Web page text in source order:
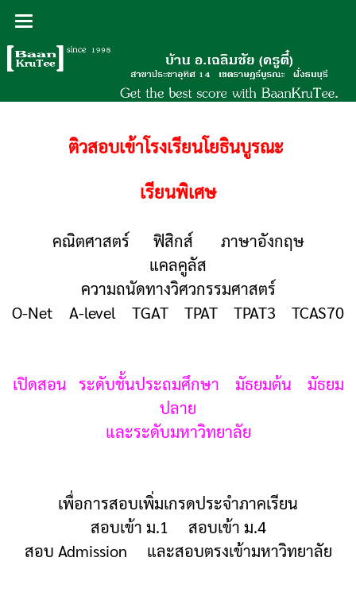
ติวสอบเข้าโรงเรียนโยธินบูรณะ
เรียนพิเศษ
คณิตศาสตร์ ฟิสิกส์ ภาษาอังกฤษ
แคลคูลัส
ความถนัดทางวิศวกรรมศาสตร์
O-Net A-level TGAT TPAT TPAT3 TCAS70
เปิดสอน ระดับชั้นประถมศึกษา มัธยมต้น มัธยม
ปลาย
และระดับมหาวิทยาลัย
เพื่อการสอบเพิ่มเกรดประจำภาคเรียน
สอบเข้า ม.1 สอบเข้า ม.4
สอบ Admission และสอบตรงเข้ามหาวิทยาลัย